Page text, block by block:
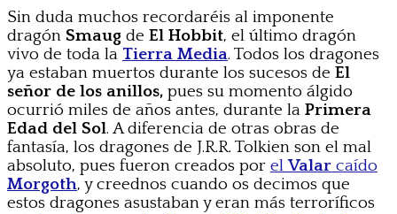
Sin duda muchos recordaréis al imponente
dragón Smaug de El Hobbit, el último dragón
vivo de toda la Tierra Media. Todos los dragones
ya estaban muertos durante los sucesos de El
señor de los anillos, pues su momento álgido
ocurrió miles de años antes, durante la Primera
Edad del Sol. A diferencia de otras obras de
fantasía, los dragones de J.R.R. Tolkien son el mal
absoluto, pues fueron creados por elValar caído
Morgoth, y creednos cuando os decimos que
estos dragones asustaban y eran más terroríficos